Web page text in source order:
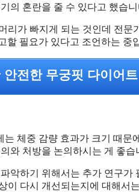
의 혼란을 줄 수 있다고 했습니
리가 빠지게 되는 것인데 전
할 필요가 있다고 조언하는 중
전한 무궁핏 다이어트
체중 감량 효과가 크기 때
와 처방을 논의하시는 게 좋습
악하기 위해서는 추가 연구가
이 다시 개선되는지에 대해서